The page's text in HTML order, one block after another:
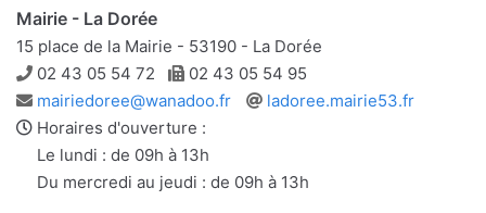
Mairie - La Dorée
15 place de la Mairie - 53190 - La Dorée
Téléphone
02 43 05 54 72 Télécopie
02 43 05 54 95
Adresse
e-
mail
mairiedoree@wanadoo.fr
Site
ladoree.mairie53.fr
Horaires d'ouverture :
Le lundi : de 09h à 13h
Du mercredi au jeudi : de 09h à 13h